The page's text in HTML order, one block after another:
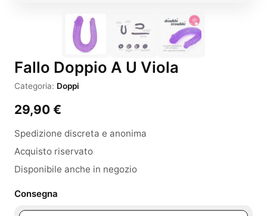
Fallo Doppio A U Viola
Categoria: Doppi
29,90 €
Spedizione discreta e anonima
Acquisto riservato
Disponibile anche in negozio
Consegna